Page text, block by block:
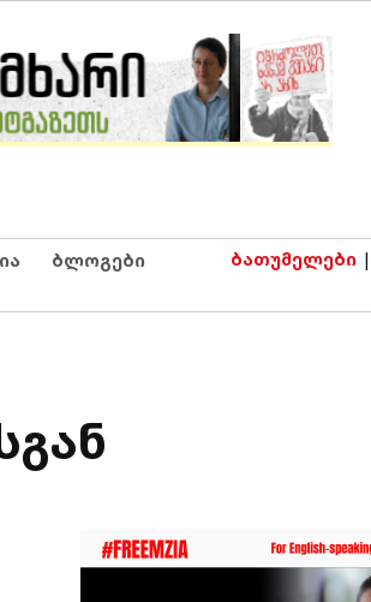
ბლოგები ბათუმელები |